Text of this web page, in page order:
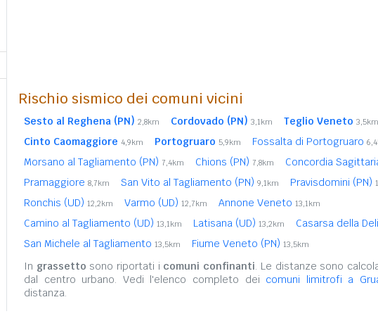
Rischio sismico dei comuni vicini
Sesto al Reghena (PN) 2,8km Cordovado (PN) 3,1km Teglio Veneto 3,5km
Cinto Caomaggiore 4,9km Portogruaro 5,9km Fossalta di Portogruaro
Morsano al Tagliamento (PN) 7,4km Chions (PN) 7,8km Concordia
Pramaggiore 8,7km San Vito al Tagliamento (PN) 9,1km Pravisdomini (PN)
Ronchis (UD) 12,2km Varmo (UD) 12,7km Annone Veneto 13,1km
Camino al Tagliamento (UD) 13,1km Latisana (UD) 13,2km Casarsa della
San Michele al Tagliamento 13,5km Fiume Veneto (PN) 13,5km
In grassetto sono riportati i comuni confinanti. Le distanze sono
dal centro urbano. Vedi l'elenco completo dei comuni limitrofi a
distanza.